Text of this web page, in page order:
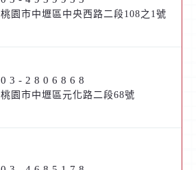
桃園市中壢區中央西路二段108之1號
03-2806868
桃園市中壢區元化路二段68號